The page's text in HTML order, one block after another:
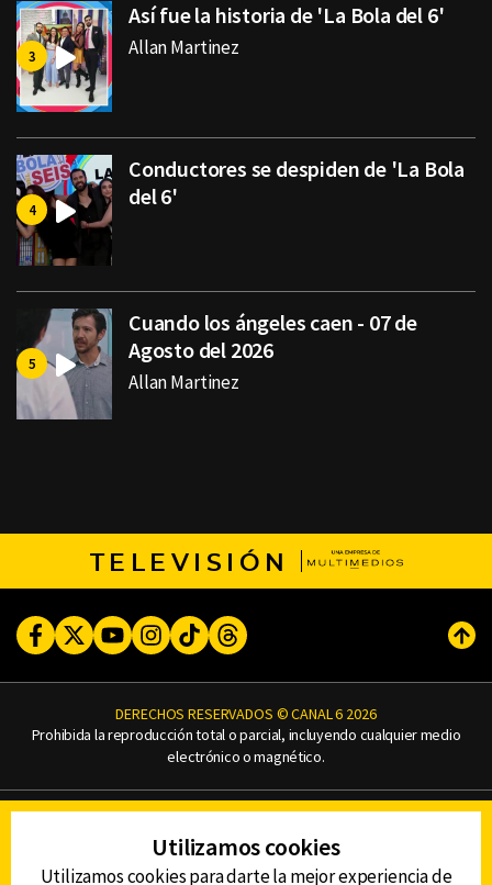
Así fue la historia de 'La Bola del 6'
Allan Martinez
Conductores se despiden de 'La Bola
del 6'
Cuando los ángeles caen - 07 de
Agosto del 2026
Allan Martinez
TELEVISIÓN
FacebookTwitterYoutubeInstagram
TikTokThreads
DERECHOS RESERVADOS © CANAL 6 2026
Prohibida la reproducción total o parcial, incluyendo cualquier medio
electrónico o magnético.
AVISO DE PRIVACIDAD
AVISO LEGAL
DEFENSORÍA DE LAS AUDIENCIAS
Utilizamos cookies
Utilizamos cookies para darte la mejor experiencia de